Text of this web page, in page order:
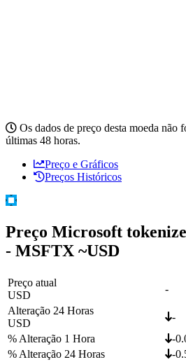
Os dados de preço desta moeda não
últimas 48 horas.
Preço e Gráficos
Preços Históricos
Preço Microsoft
- MSFTX ~USD
Preço atual
USD
-
Alteração 24 Horas
USD
-
% Alteração 1 Hora
-
% Alteração 24 Horas
-